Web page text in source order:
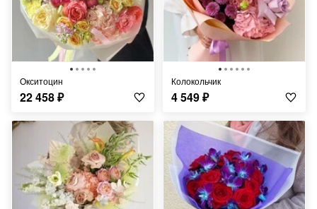
Окситоцин
22 458₽
Колокольчик
4 549₽